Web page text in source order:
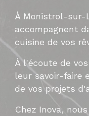
À Monistrol-sur-
accompagnent
cuisine de vos
À l'écoute de
leur savoir-faire
de vos projets
Chez Inova,